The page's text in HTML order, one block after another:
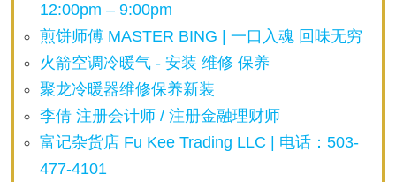
12:00pm – 9:00pm
煎饼师傅 MASTER BING | 一口入魂 回味无穷
火箭空调冷暖气 - 安装 维修 保养
聚龙冷暖器维修保养新装
李倩 注册会计师 / 注册金融理财师
富记杂货店 Fu Kee Trading LLC | 电话：503-
477-4101